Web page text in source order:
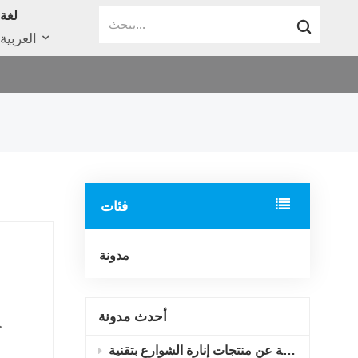
لغة
العربية
فئات
مدونة
أحدث مدونة